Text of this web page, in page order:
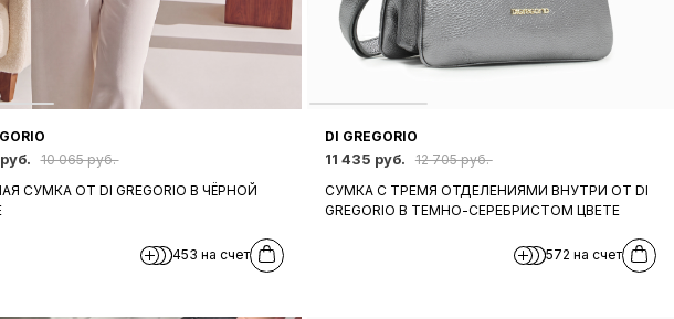
10 065 руб.
СУМКА ОТ DI GREGORIO В ЧЁРНОЙ
453 на счет
DI GREGORIO
11 435 руб.
12 705 руб.
СУМКА С ТРЕМЯ ОТДЕЛЕНИЯМИ ВНУТРИ ОТ DI
GREGORIO В ТЕМНО-СЕРЕБРИСТОМ ЦВЕТЕ
572 на счет